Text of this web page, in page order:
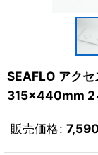
SEAFLO アク
315×440mm 2
販売価格: 7,590